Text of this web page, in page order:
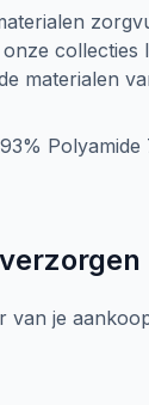
collecties
materialen
Polyamide
van je